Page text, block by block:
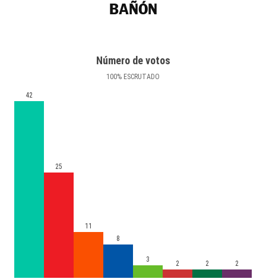
BAÑÓN
Número de votos
100% ESCRUTADO
42
25
11
8
3 2 2 2